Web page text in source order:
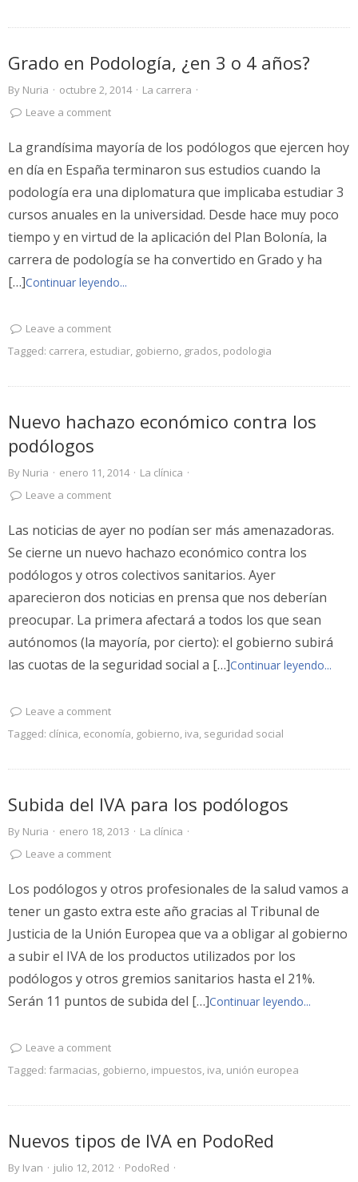
Grado en Podología, ¿en 3 o 4 años?
By Nuria · octubre 2, 2014 · La carrera ·
Leave a comment
La grandísima mayoría de los podólogos que ejercen hoy
en día en España terminaron sus estudios cuando la
podología era una diplomatura que implicaba estudiar 3
cursos anuales en la universidad. Desde hace muy poco
tiempo y en virtud de la aplicación del Plan Bolonía, la
carrera de podología se ha convertido en Grado y ha
[…]Continuar leyendo...
Leave a comment
Tagged: carrera, estudiar, gobierno, grados, podologia
Nuevo hachazo económico contra los
podólogos
By Nuria · enero 11, 2014 · La clínica ·
Leave a comment
Las noticias de ayer no podían ser más amenazadoras.
Se cierne un nuevo hachazo económico contra los
podólogos y otros colectivos sanitarios. Ayer
aparecieron dos noticias en prensa que nos deberían
preocupar. La primera afectará a todos los que sean
autónomos (la mayoría, por cierto): el gobierno subirá
las cuotas de la seguridad social a […]Continuar leyendo...
Leave a comment
Tagged: clínica, economía, gobierno, iva, seguridad social
Subida del IVA para los podólogos
By Nuria · enero 18, 2013 · La clínica ·
Leave a comment
Los podólogos y otros profesionales de la salud vamos a
tener un gasto extra este año gracias al Tribunal de
Justicia de la Unión Europea que va a obligar al gobierno
a subir el IVA de los productos utilizados por los
podólogos y otros gremios sanitarios hasta el 21%.
Serán 11 puntos de subida del […]Continuar leyendo...
Leave a comment
Tagged: farmacias, gobierno, impuestos, iva, unión europea
Nuevos tipos de IVA en PodoRed
By Ivan · julio 12, 2012 · PodoRed ·